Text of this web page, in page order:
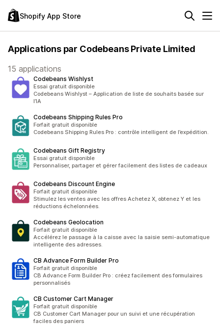
Shopify App Store
Applications par Codebeans Private Limited
15 applications
Codebeans Wishlyst
Essai gratuit disponible
Codebeans Wishlyst – Application de liste de souhaits basée sur
l’IA
Codebeans Shipping Rules Pro
Forfait gratuit disponible
Codebeans Shipping Rules Pro : contrôle intelligent de l’expédition.
Codebeans Gift Registry
Essai gratuit disponible
Personnaliser, partager et gérer facilement des listes de cadeaux
Codebeans Discount Engine
Forfait gratuit disponible
Stimulez les ventes avec les offres Achetez X, obtenez Y et les
réductions échelonnées.
Codebeans Geolocation
Forfait gratuit disponible
Accélérez le passage à la caisse avec la saisie semi-automatique
intelligente des adresses.
CB Advance Form Builder Pro
Forfait gratuit disponible
CB Advance Form Builder Pro : créez facilement des formulaires
personnalisés
CB Customer Cart Manager
Forfait gratuit disponible
CB Customer Cart Manager pour un suivi et une récupération
faciles des paniers